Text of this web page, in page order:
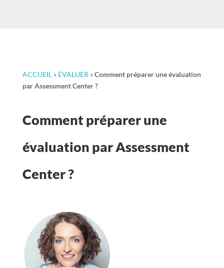
ACCUEIL» ÉVALUER »Comment préparer une évaluation
par Assessment Center ?
Comment préparer une
évaluation par Assessment
Center ?